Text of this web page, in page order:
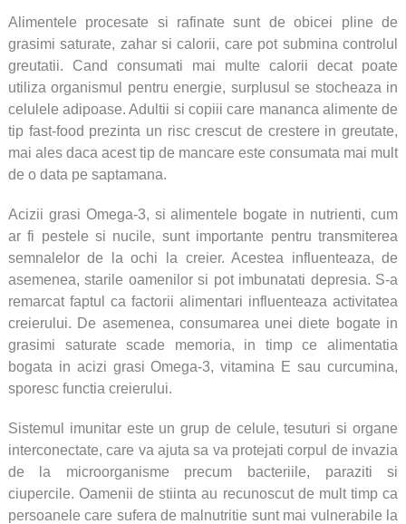
Alimentele procesate si rafinate sunt de obicei pline de
grasimi saturate, zahar si calorii, care pot submina controlul
greutatii. Cand consumati mai multe calorii decat poate
utiliza organismul pentru energie, surplusul se stocheaza in
celulele adipoase. Adultii si copiii care mananca alimente de
tip fast-food prezinta un risc crescut de crestere in greutate,
mai ales daca acest tip de mancare este consumata mai mult
de o data pe saptamana.
Acizii grasi Omega-3, si alimentele bogate in nutrienti, cum
ar fi pestele si nucile, sunt importante pentru transmiterea
semnalelor de la ochi la creier. Acestea influenteaza, de
asemenea, starile oamenilor si pot imbunatati depresia. S-a
remarcat faptul ca factorii alimentari influenteaza activitatea
creierului. De asemenea, consumarea unei diete bogate in
grasimi saturate scade memoria, in timp ce alimentatia
bogata in acizi grasi Omega-3, vitamina E sau curcumina,
sporesc functia creierului.
Sistemul imunitar este un grup de celule, tesuturi si organe
interconectate, care va ajuta sa va protejati corpul de invazia
de la microorganisme precum bacteriile, paraziti si
ciupercile. Oamenii de stiinta au recunoscut de mult timp ca
persoanele care sufera de malnutritie sunt mai vulnerabile la